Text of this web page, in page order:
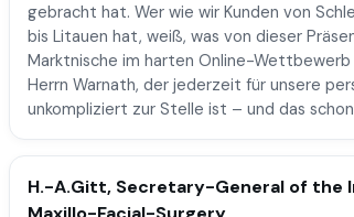
gebracht hat. Wer wie wir Kunden von
bis Litauen hat, weiß, was von dieser
Marktnische im harten Online-
Herrn Warnath, der jederzeit für unsere
unkompliziert zur Stelle ist – und das
H.-A.Gitt, Secretary-General of the